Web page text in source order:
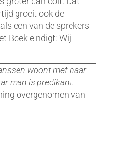
groeit ook de
een van de sprekers
Boek eindigt: Wij
woont met haar
man is predikant.
overgenomen van